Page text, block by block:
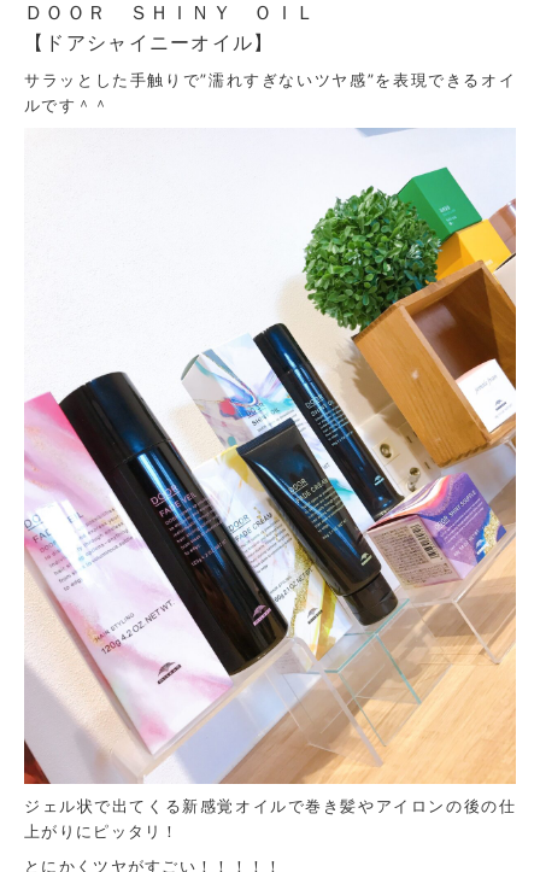
ＤＯＯＲ ＳＨＩＮＹ ＯＩＬ
【ドアシャイニーオイル】
サラッとした手触りで”濡れすぎないツヤ感”を表現できるオイ
ルです＾＾
ジェル状で出てくる新感覚オイルで巻き髪やアイロンの後の仕
上がりにピッタリ！
とにかくツヤがすごい！！！！！